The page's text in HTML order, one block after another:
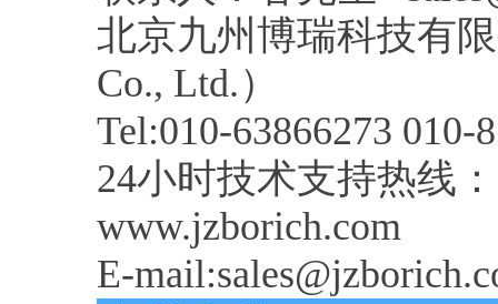
北京九州博瑞科技有
Co., Ltd.）
Tel:010-63866273 010-
24小时技术支持热线：
www.jzborich.com
E-